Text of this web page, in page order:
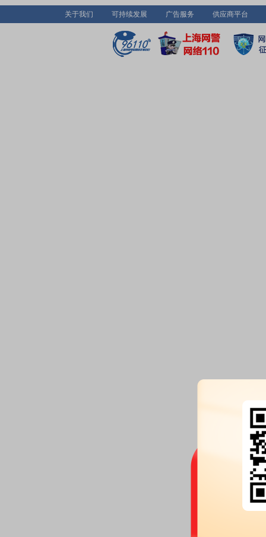
关于我们 可持续发展 广告服务 供应商平台